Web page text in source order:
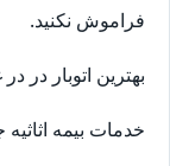
فراموش نکنید.
بهترین اتوبار در
خدمات بیمه اثاثیه